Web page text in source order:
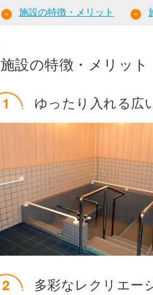
施設の特徴・メリット
施設の特徴・メリット
ゆったり入れる広
多彩なレクリエー